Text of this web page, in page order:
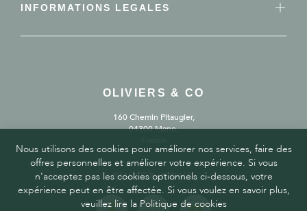
INFORMATIONS LEGALES
OLIVIERS & CO
160 Chemin Pitaugier,
04300 Mane,
SUIVEZ-NOUS
Nous utilisons des cookies pour améliorer nos services, faire des
offres personnelles et améliorer votre expérience. Si vous
n'acceptez pas les cookies optionnels ci-dessous, votre
expérience peut en être affectée. Si vous voulez en savoir plus,
veuillez lire la Politique de cookies